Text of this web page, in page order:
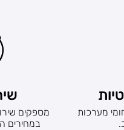
מערכות
מספקים
במחירים